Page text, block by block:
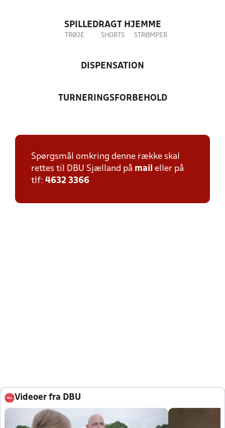
SPILLEDRAGT HJEMME
TRØJE SHORTS STRØMPER
DISPENSATION
TURNERINGSFORBEHOLD
Spørgsmål omkring denne række skal
rettes til DBU Sjælland på mail eller på
tlf: 4632 3366
Videoer fra DBU